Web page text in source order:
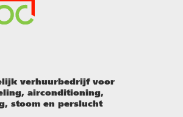
verhuurbedrijf voor
airconditioning,
stoom en perslucht